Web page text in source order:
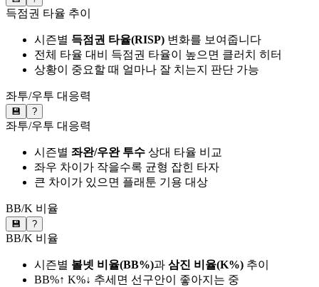
득점권 타율 추이
시즌별 득점권 타율(RISP) 변화를 보여줍니다
전체 타율 대비 득점권 타율이 높으면 클러치 히터
상황이 중요할 때 얼마나 잘 치는지 판단 가능
좌투/우투 대응력
💾 ?
좌투/우투 대응력
시즌별 좌완/우완 투수 상대 타율 비교
좌우 차이가 작을수록 균형 잡힌 타자
큰 차이가 있으면 플래툰 기용 대상
BB/K 비율
💾 ?
BB/K 비율
시즌별 볼넷 비율(BB%)과 삼진 비율(K%) 추이
BB%↑ K%↓ 추세면 선구안이 좋아지는 중